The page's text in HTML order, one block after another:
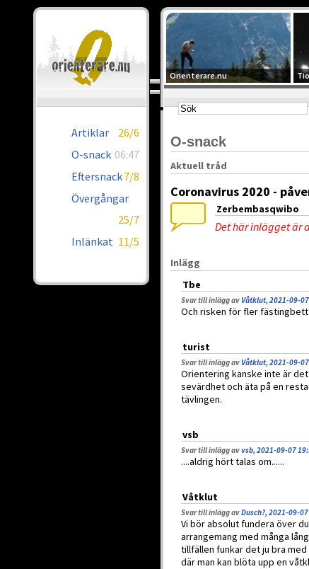
Artiklar
26/6
O-snack 06:47
Eftersnack7/8
Övergångar
25/7
Inlänkat 11/5
Orienterare.nu
O-snack
Aktuell tråd
Coronavirus 2020 -
Zerbembasqwibo
Det här inlägget är
Inlägg
Tbe
Svar till inlägg av Våtklut, 2021-09-
Och risken för fler
turist
Svar till inlägg av Våtklut, 2021-09-
Orientering kanske inte är
sevärdhet och äta på en
tävlingen.
vsb
Svar till inlägg avvsb, 2021-09-07
....aldrig hört talas om......
Våtklut
Svar till inlägg avDusch?, 2021-09-
Vi bör absolut fundera över
arrangemang med många
tillfällen funkar det ju bra
där man kan blöta upp en